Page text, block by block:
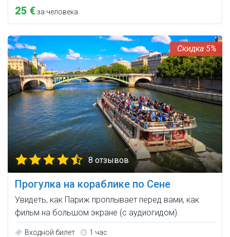
25 €за человека
5%
8 отзывов
Прогулка на кораблике по Сене
Увидеть, как Париж проплывает перед вами, как
фильм на большом экране (с аудиогидом).
Входной билет 1 час